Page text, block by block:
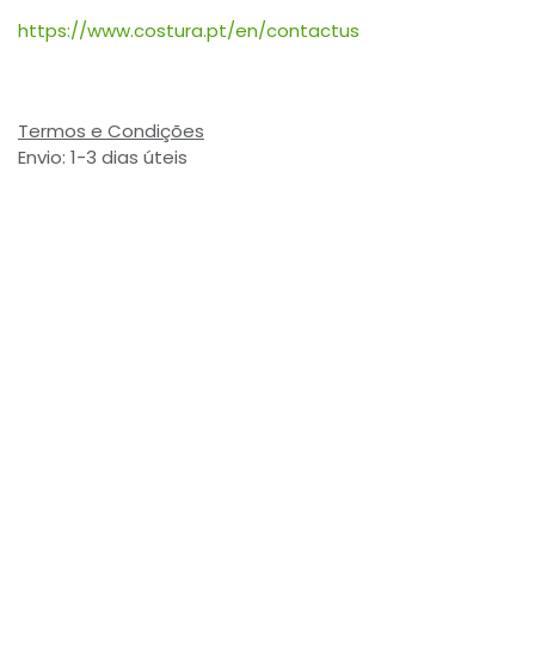
https://www.costura.pt/en/contactus
Termos e Condições
Envio: 1-3 dias úteis